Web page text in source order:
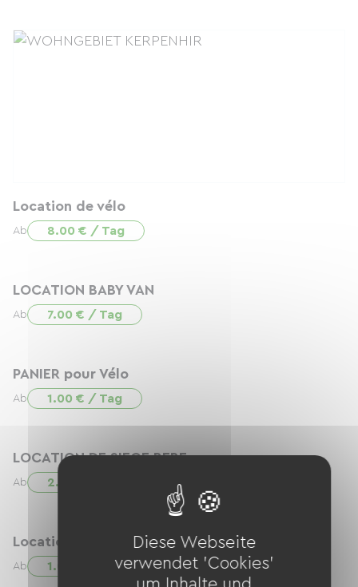
Location de vélo
Ab 8.00 € / Tag
LOCATION BABY VAN
Ab 7.00 € / Tag
PANIER pour Vélo
Ab 1.00 € / Tag
LOCATION DE SIEGE BEBE
Ab 2.00 € / Tag
Location de Casque Enfant
Ab 1.00 € / Tag
Diese Webseite
verwendet 'Cookies'